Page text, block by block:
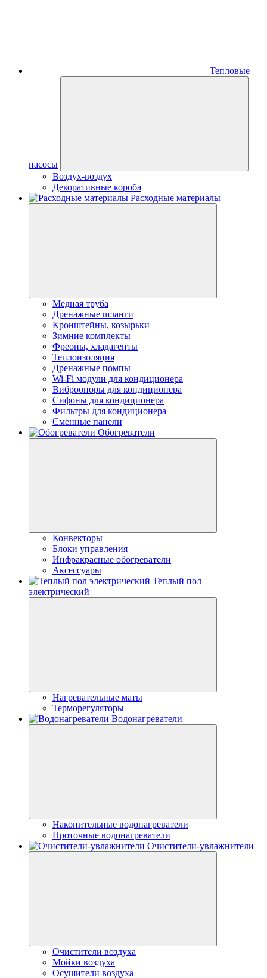
Тепловые
насосы
Воздух-воздух
Декоративные короба
Расходные материалы
Медная труба
Дренажные шланги
Кронштейны, козырьки
Зимние комплекты
Фреоны, хладагенты
Теплоизоляция
Дренажные помпы
Wi-Fi модули для кондиционера
Виброопоры для кондиционера
Сифоны для кондиционера
Фильтры для кондиционера
Сменные панели
Обогреватели
Конвекторы
Блоки управления
Инфракрасные обогреватели
Аксессуары
Теплый пол
электрический
Нагревательные маты
Терморегуляторы
Водонагреватели
Накопительные водонагреватели
Проточные водонагреватели
Очистители-увлажнители
Очистители воздуха
Мойки воздуха
Осушители воздуха